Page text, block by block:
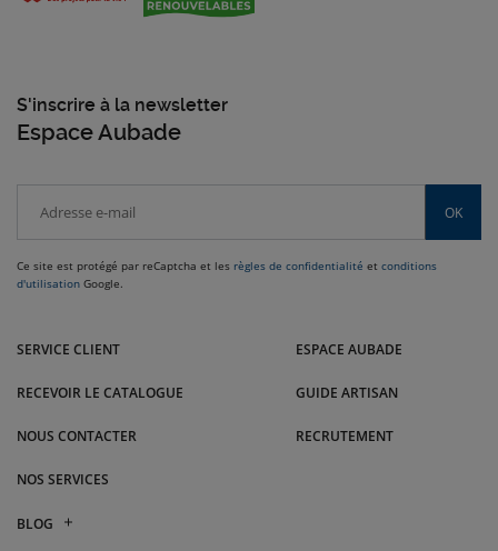
S'inscrire à la newsletter
Espace Aubade
OK
Ce site est protégé par reCaptcha et les règles de confidentialité et conditions
d'utilisation Google.
Auxerre, Dijon, Champagnole, Chaumont, Beaune et bien d'autres villes.
SERVICE CLIENT
RECEVOIR LE CATALOGUE
NOUS CONTACTER
NOS SERVICES
BLOG
ESPACE AUBADE
GUIDE ARTISAN
RECRUTEMENT